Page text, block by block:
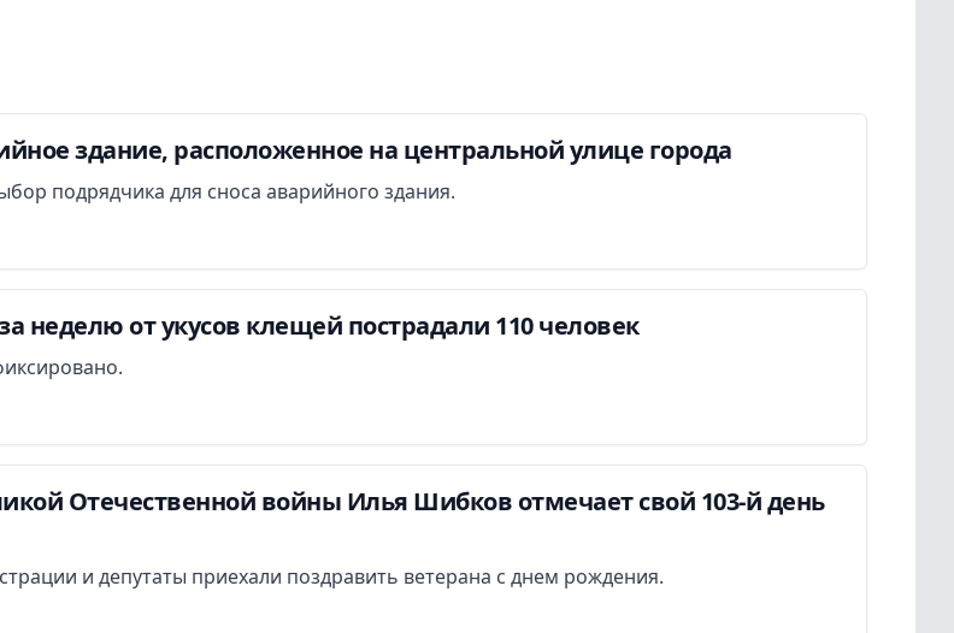
здание, расположенное на центральной улице города
подрядчика для сноса аварийного здания.
неделю от укусов клещей пострадали 110 человек
Отечественной войны Илья Шибков отмечает свой 103-й день
и депутаты приехали поздравить ветерана с днем рождения.